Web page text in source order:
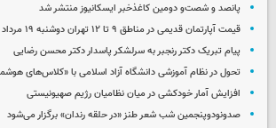
پانصد و شصت‌و دومین کاغذخبر ایسکانیوز منتشر شد
قیمت آپارتمان قدیمی در مناطق ۹ تا ۱۲ تهران دوشنبه ۱۹ مرداد ۱۴۰۵
پیام تبریک دکتر رنجبر به سرلشکر پاسدار دکتر محسن رضایی
تحول در نظام آموزشی دانشگاه آزاد اسلامی با «کلاس‌های
افزایش آمار خودکشی در میان نظامیان رژیم صهیونیستی
صدونودوپنجمین شب شعر طنز «در حلقه رندان» برگزار می‌شود